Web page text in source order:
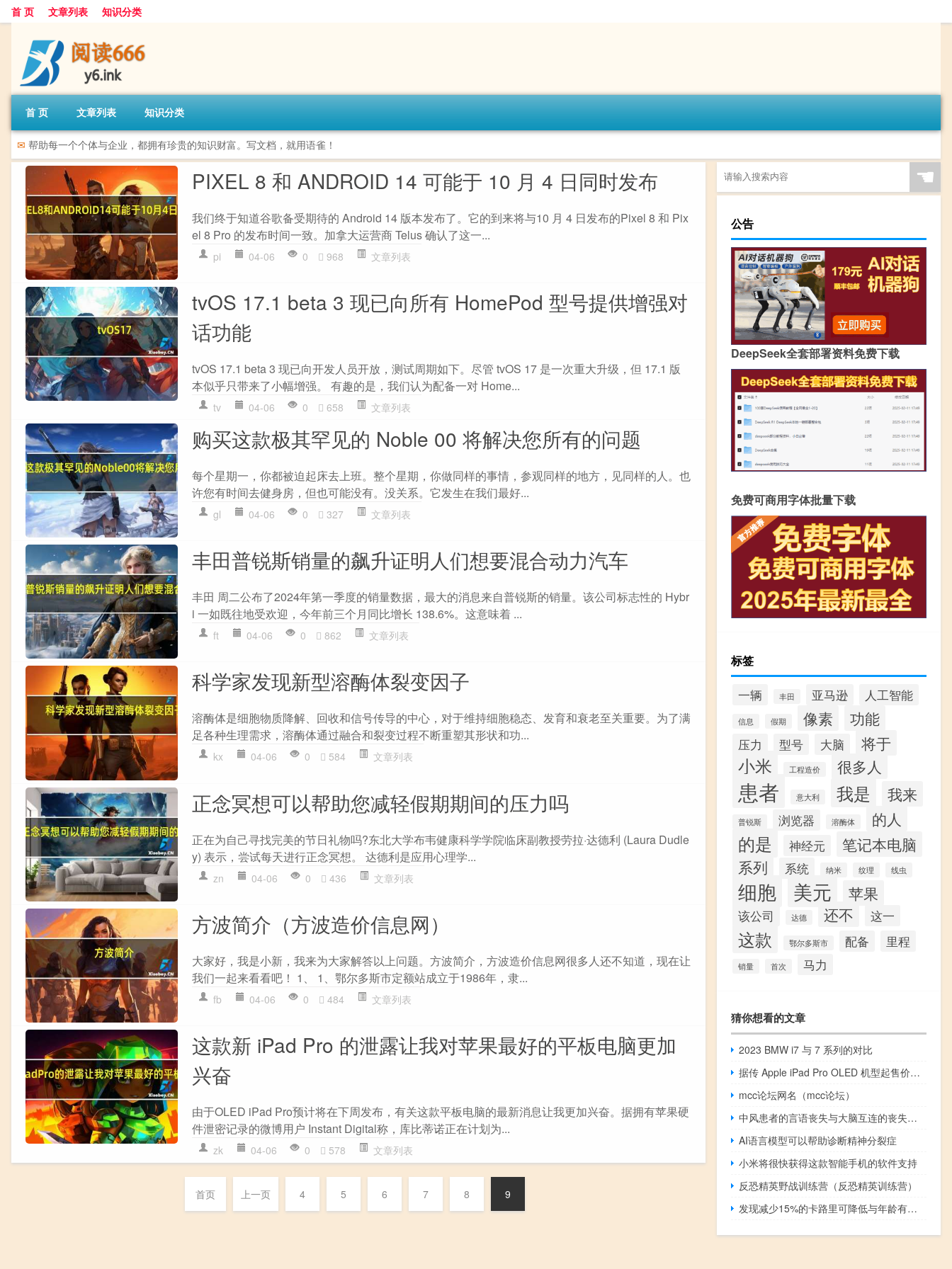
首 页 文章列表 知识分类
首 页 文章列表 知识分类
✉ 帮助每一个个体与企业，都拥有珍贵的知识财富。写文档，就用语雀！
PIXEL 8 和 ANDROID 14 可能于 10 月 4 日同时发布
我们终于知道谷歌备受期待的 Android 14 版本发布了。它的到来将与10 月 4 日发布的Pixel 8 和 Pix
el 8 Pro 的发布时间一致。加拿大运营商 Telus 确认了这一...
pi 04-06 0 968 文章列表
tvOS 17.1 beta 3 现已向所有 HomePod 型号提供增强对
话功能
tvOS 17.1 beta 3 现已向开发人员开放，测试周期如下。尽管 tvOS 17 是一次重大升级，但 17.1 版
本似乎只带来了小幅增强。 有趣的是，我们认为配备一对 Home...
tv 04-06 0 658 文章列表
购买这款极其罕见的 Noble 00 将解决您所有的问题
每个星期一，你都被迫起床去上班。整个星期，你做同样的事情，参观同样的地方，见同样的人。也
许您有时间去健身房，但也可能没有。没关系。它发生在我们最好...
gl 04-06 0 327 文章列表
丰田普锐斯销量的飙升证明人们想要混合动力汽车
丰田 周二公布了2024年第一季度的销量数据，最大的消息来自普锐斯的销量。该公司标志性的 Hybr
i 一如既往地受欢迎，今年前三个月同比增长 138.6%。这意味着 ...
ft 04-06 0 862 文章列表
科学家发现新型溶酶体裂变因子
溶酶体是细胞物质降解、回收和信号传导的中心，对于维持细胞稳态、发育和衰老至关重要。为了满
足各种生理需求，溶酶体通过融合和裂变过程不断重塑其形状和功...
kx 04-06 0 584 文章列表
正念冥想可以帮助您减轻假期期间的压力吗
正在为自己寻找完美的节日礼物吗?东北大学布韦健康科学学院临床副教授劳拉·达德利 (Laura Dudle
y) 表示，尝试每天进行正念冥想。 达德利是应用心理学...
zn 04-06 0 436 文章列表
方波简介（方波造价信息网）
大家好，我是小新，我来为大家解答以上问题。方波简介，方波造价信息网很多人还不知道，现在让
我们一起来看看吧！ 1、 1、鄂尔多斯市定额站成立于1986年，隶...
fb 04-06 0 484 文章列表
这款新 iPad Pro 的泄露让我对苹果最好的平板电脑更加
兴奋
由于OLED iPad Pro预计将在下周发布，有关这款平板电脑的最新消息让我更加兴奋。据拥有苹果硬
件泄密记录的微博用户 Instant Digital称，库比蒂诺正在计划为...
zk 04-06 0 578 文章列表
首页 上一页 4 5 6 7 8 9
☚
公告
DeepSeek全套部署资料免费下载
免费可商用字体批量下载
标签
一辆 丰田 亚马逊 人工智能
信息 假期 像素 功能
压力 型号 大脑 将于
小米 工程造价 很多人
患者 意大利 我是 我来
普锐斯 浏览器 溶酶体 的人
的是 神经元
笔记本电脑
系列
系统 纳米 纹理 线虫
细胞 美元 苹果
该公司 达德 还不 这一
这款 鄂尔多斯市 配备 里程
销量 首次 马力
猜你想看的文章
2023 BMW i7 与 7 系列的对比
据传 Apple iPad Pro OLED 机型起售价为 959 美元
mcc论坛网名（mcc论坛）
中风患者的言语丧失与大脑互连的丧失有关
AI语言模型可以帮助诊断精神分裂症
小米将很快获得这款智能手机的软件支持
反恐精英野战训练营（反恐精英训练营）
发现减少15%的卡路里可降低与年龄有关的疾病的风险